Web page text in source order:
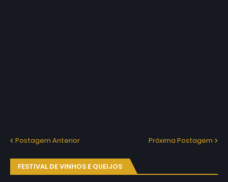
Postagem Anterior Próxima Postagem
FESTIVAL DE VINHOS E QUEIJOS